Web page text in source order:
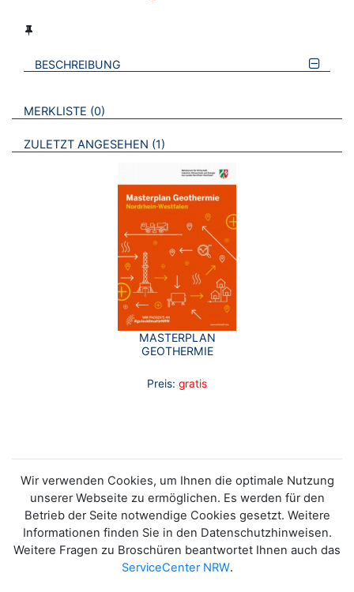
BESCHREIBUNG
VERWEISE AUF VERMERKTE- ODER ZULETZT ANGESEHENE
MERKLISTE 0 BROSCHÜREN
ZULETZT ANGESEHEN 1 BROSCHÜREN
MASTERPLAN
GEOTHERMIE
Preis: gratis
Wir verwenden Cookies, um Ihnen die optimale Nutzung
unserer Webseite zu ermöglichen. Es werden für den
Betrieb der Seite notwendige Cookies gesetzt. Weitere
Informationen finden Sie in den Datenschutzhinweisen.
Weitere Fragen zu Broschüren beantwortet Ihnen auch das
ServiceCenter NRW.